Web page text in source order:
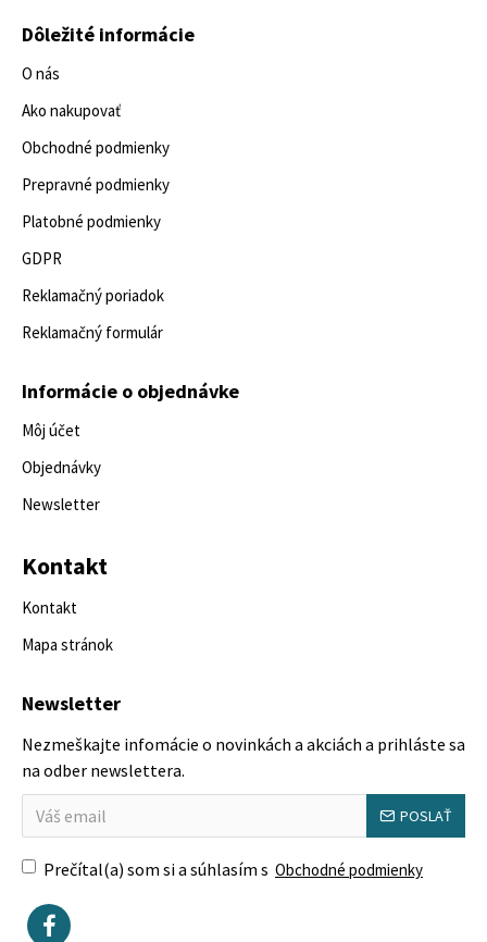
Dôležité informácie
O nás
Ako nakupovať
Obchodné podmienky
Prepravné podmienky
Platobné podmienky
GDPR
Reklamačný poriadok
Reklamačný formulár
Informácie o objednávke
Môj účet
Objednávky
Newsletter
Kontakt
Kontakt
Mapa stránok
Newsletter
Nezmeškajte infomácie o novinkách a akciách a prihláste sa
na odber newslettera.
POSLAŤ
Prečítal(a) som si a súhlasím s Obchodné podmienky